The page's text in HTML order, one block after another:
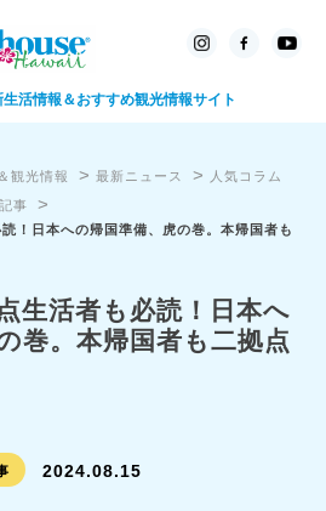
活情報＆おすすめ観光情報サイト
観光情報 > 最新ニュース > 人気コラム
事 >
！日本への帰国準備、虎の巻。本帰国者も
生活者も必読！日本へ
巻。本帰国者も二拠点
2024.08.15